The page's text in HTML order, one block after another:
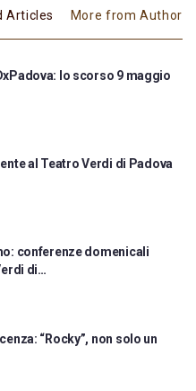
Articles More from Author
lo scorso 9 maggio
al Teatro Verdi di Padova
conferenze domenicali
di…
“Rocky”, non solo un